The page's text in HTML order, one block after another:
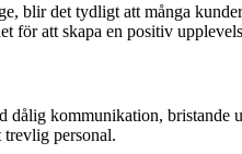
blir det tydligt att många
för att skapa en positiv
kommunikation, bristande
personal.